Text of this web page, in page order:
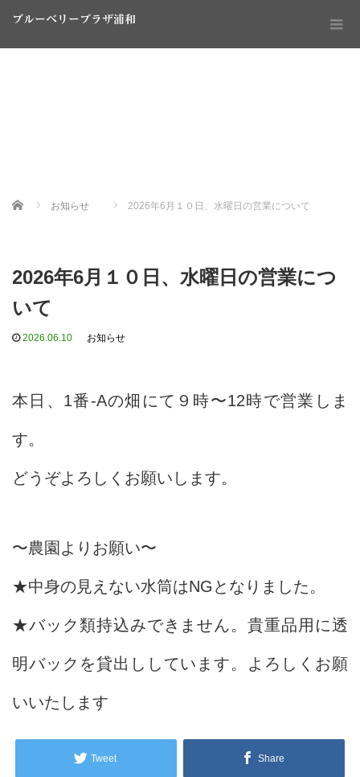
ブルーベリープラザ浦和
Home お知らせ 2026年6月１０日、水曜日の営業について
2026年6月１０日、水曜日の営業につ
いて
2026.06.10 お知らせ
本日、1番-Aの畑にて９時〜12時で営業しま
す。
どうぞよろしくお願いします。
〜農園よりお願い〜
★中身の見えない水筒はNGとなりました。
★バック類持込みできません。貴重品用に透
明バックを貸出ししています。よろしくお願
いいたします
Tweet Share